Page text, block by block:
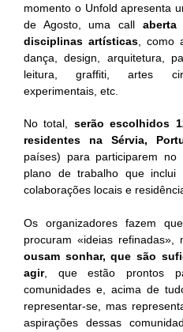
momento o Unfold apresenta
de Agosto, uma call
disciplinas artísticas , como
dança, design, arquitetura,
leitura, graffiti, artes
experimentais, etc.
No total, serão escolhidos
residentes na Sérvia,
países) para participarem
plano de trabalho que inclui
colaborações locais e
Os organizadores fazem
procuram «ideias refinadas»,
ousam sonhar, que são
agir, que estão prontos
comunidades e, acima de
representar-se, mas
aspirações dessas